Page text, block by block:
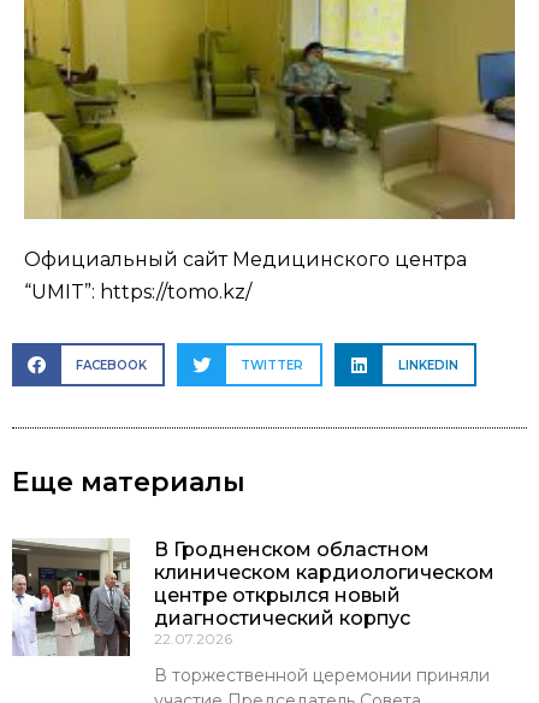
Официальный сайт Медицинского центра
“UMIT”: https://tomo.kz/
FACEBOOK TWITTER LINKEDIN
Еще материалы
В Гродненском областном
клиническом кардиологическом
центре открылся новый
диагностический корпус
22.07.2026
В торжественной церемонии приняли